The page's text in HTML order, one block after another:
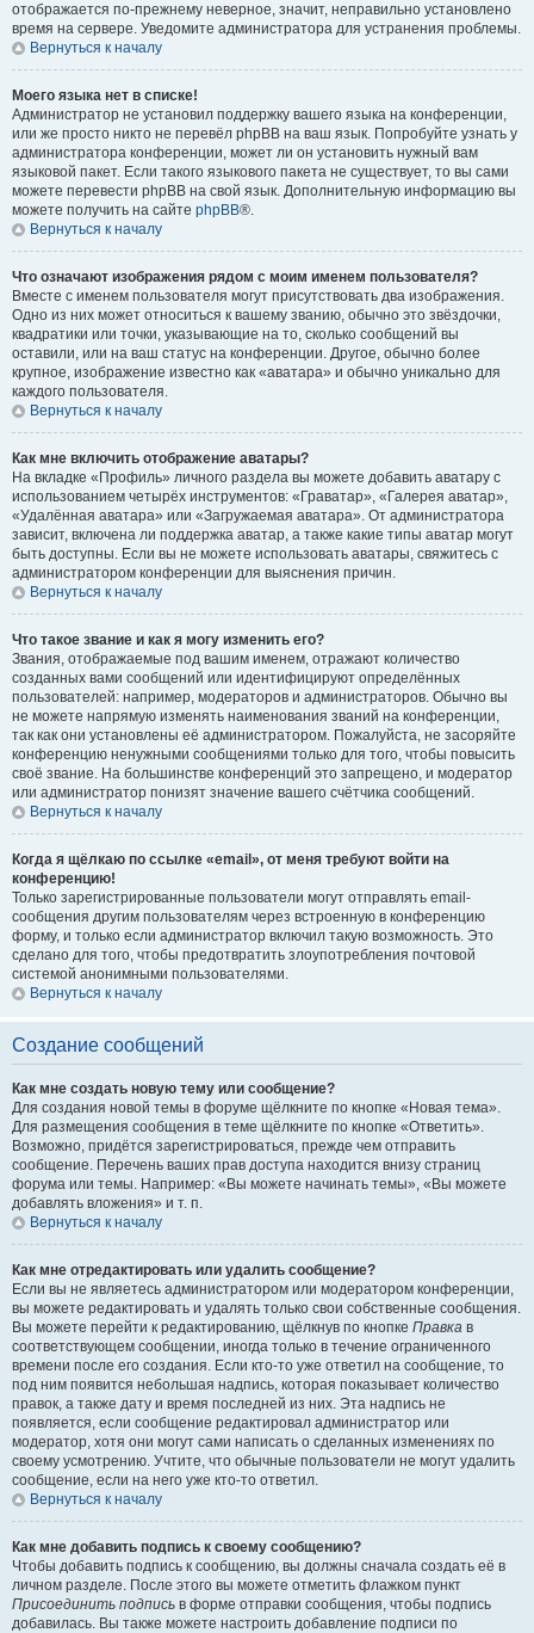
отображается по-прежнему неверное, значит, неправильно установлено
время на сервере. Уведомите администратора для устранения проблемы.
Вернуться к началу
Моего языка нет в списке!
Администратор не установил поддержку вашего языка на конференции,
или же просто никто не перевёл phpBB на ваш язык. Попробуйте узнать у
администратора конференции, может ли он установить нужный вам
языковой пакет. Если такого языкового пакета не существует, то вы сами
можете перевести phpBB на свой язык. Дополнительную информацию вы
можете получить на сайте phpBB®.
Вернуться к началу
Что означают изображения рядом с моим именем пользователя?
Вместе с именем пользователя могут присутствовать два изображения.
Одно из них может относиться к вашему званию, обычно это звёздочки,
квадратики или точки, указывающие на то, сколько сообщений вы
оставили, или на ваш статус на конференции. Другое, обычно более
крупное, изображение известно как «аватара» и обычно уникально для
каждого пользователя.
Вернуться к началу
Как мне включить отображение аватары?
На вкладке «Профиль» личного раздела вы можете добавить аватару с
использованием четырёх инструментов: «Граватар», «Галерея аватар»,
«Удалённая аватара» или «Загружаемая аватара». От администратора
зависит, включена ли поддержка аватар, а также какие типы аватар могут
быть доступны. Если вы не можете использовать аватары, свяжитесь с
администратором конференции для выяснения причин.
Вернуться к началу
Что такое звание и как я могу изменить его?
Звания, отображаемые под вашим именем, отражают количество
созданных вами сообщений или идентифицируют определённых
пользователей: например, модераторов и администраторов. Обычно вы
не можете напрямую изменять наименования званий на конференции,
так как они установлены её администратором. Пожалуйста, не засоряйте
конференцию ненужными сообщениями только для того, чтобы повысить
своё звание. На большинстве конференций это запрещено, и модератор
или администратор понизят значение вашего счётчика сообщений.
Вернуться к началу
Когда я щёлкаю по ссылке «email», от меня требуют войти на
конференцию!
Только зарегистрированные пользователи могут отправлять email-
сообщения другим пользователям через встроенную в конференцию
форму, и только если администратор включил такую возможность. Это
сделано для того, чтобы предотвратить злоупотребления почтовой
системой анонимными пользователями.
Вернуться к началу
Создание сообщений
Как мне создать новую тему или сообщение?
Для создания новой темы в форуме щёлкните по кнопке «Новая тема».
Для размещения сообщения в теме щёлкните по кнопке «Ответить».
Возможно, придётся зарегистрироваться, прежде чем отправить
сообщение. Перечень ваших прав доступа находится внизу страниц
форума или темы. Например: «Вы можете начинать темы», «Вы можете
добавлять вложения» и т. п.
Вернуться к началу
Как мне отредактировать или удалить сообщение?
Если вы не являетесь администратором или модератором конференции,
вы можете редактировать и удалять только свои собственные сообщения.
Вы можете перейти к редактированию, щёлкнув по кнопке Правка в
соответствующем сообщении, иногда только в течение ограниченного
времени после его создания. Если кто-то уже ответил на сообщение, то
под ним появится небольшая надпись, которая показывает количество
правок, а также дату и время последней из них. Эта надпись не
появляется, если сообщение редактировал администратор или
модератор, хотя они могут сами написать о сделанных изменениях по
своему усмотрению. Учтите, что обычные пользователи не могут удалить
сообщение, если на него уже кто-то ответил.
Вернуться к началу
Как мне добавить подпись к своему сообщению?
Чтобы добавить подпись к сообщению, вы должны сначала создать её в
личном разделе. После этого вы можете отметить флажком пункт
Присоединить подпись в форме отправки сообщения, чтобы подпись
добавилась. Вы также можете настроить добавление подписи по